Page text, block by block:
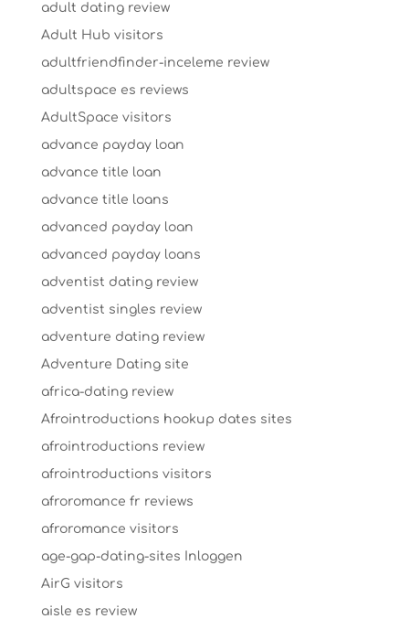
adult dating review
Adult Hub visitors
adultfriendfinder-inceleme review
adultspace es reviews
AdultSpace visitors
advance payday loan
advance title loan
advance title loans
advanced payday loan
advanced payday loans
adventist dating review
adventist singles review
adventure dating review
Adventure Dating site
africa-dating review
Afrointroductions hookup dates sites
afrointroductions review
afrointroductions visitors
afroromance fr reviews
afroromance visitors
age-gap-dating-sites Inloggen
AirG visitors
aisle es review